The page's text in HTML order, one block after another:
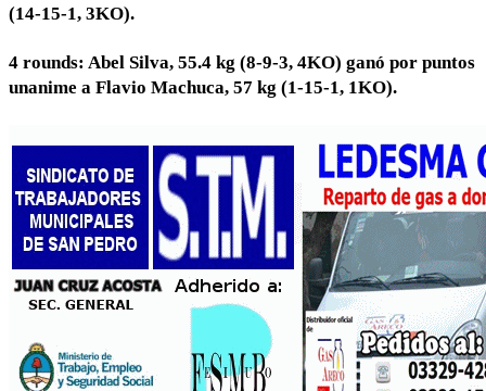
(14-15-1, 3KO).
4 rounds: Abel Silva, 55.4 kg (8-9-3, 4KO) ganó por puntos
unanime a Flavio Machuca, 57 kg (1-15-1, 1KO).